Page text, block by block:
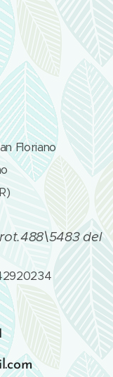
Floriano
del